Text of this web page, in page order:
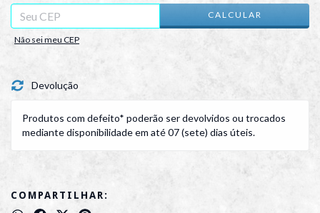
CALCULAR
Não sei meu CEP
Devolução
Produtos com defeito* poderão ser devolvidos ou trocados
mediante disponibilidade em até 07 (sete) dias úteis.
COMPARTILHAR: